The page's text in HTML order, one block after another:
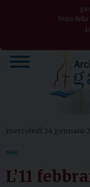
Festa
mercoledì 24 gennaio
NEWS
L’11